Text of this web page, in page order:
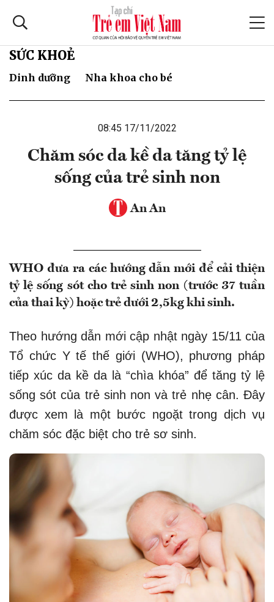
SỨC KHOẺ
Dinh dưỡng Nha khoa cho bé
08:45 17/11/2022
Chăm sóc da kề da tăng tỷ lệ
sống của trẻ sinh non
An An
WHO đưa ra các hướng dẫn mới để cải thiện
tỷ lệ sống sót cho trẻ sinh non (trước 37 tuần
của thai kỳ) hoặc trẻ dưới 2,5kg khi sinh.
Theo hướng dẫn mới cập nhật ngày 15/11 của
Tổ chức Y tế thế giới (WHO), phương pháp
tiếp xúc da kề da là “chìa khóa” để tăng tỷ lệ
sống sót của trẻ sinh non và trẻ nhẹ cân. Đây
được xem là một bước ngoặt trong dịch vụ
chăm sóc đặc biệt cho trẻ sơ sinh.